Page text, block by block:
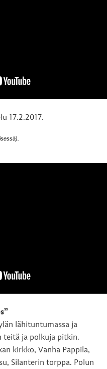
17.2.2017.
lähituntumassa ja
teitä ja polkuja pitkin.
kirkko, Vanha Pappila,
Silanterin torppa. Polun